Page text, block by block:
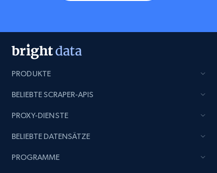
PRODUKTE
BELIEBTE SCRAPER-APIS
PROXY-DIENSTE
BELIEBTE DATENSÄTZE
PROGRAMME